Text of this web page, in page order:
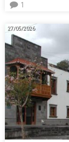
1
27/05/2026